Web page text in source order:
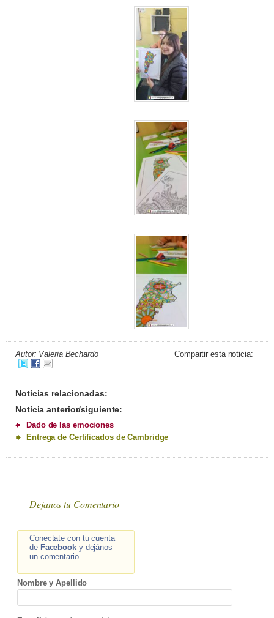
Autor: Valeria Bechardo Compartir esta noticia:
Noticias relacionadas:
Noticia anterior/siguiente:
Dado de las emociones
Entrega de Certificados de Cambridge
Dejanos tu Comentario
Conectate con tu cuenta
de Facebooky dejános
un comentario.
Nombre y Apellido